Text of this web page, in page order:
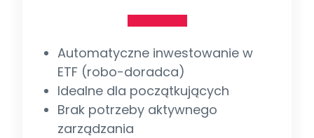
Automatyczne inwestowanie w
ETF (robo-doradca)
Idealne dla początkujących
Brak potrzeby aktywnego
zarządzania